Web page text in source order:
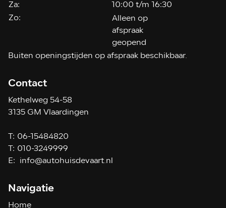
Za:
10:00 t/m 16:30
Zo:
Alleen op
afspraak
geopend
Buiten openingstijden op afspraak beschikbaar.
Contact
Kethelweg 54-58
3135 GM Vlaardingen
T: 06-15484820
T: 010-3249999
E:
info@autohuisdevaart.nl
Navigatie
Home